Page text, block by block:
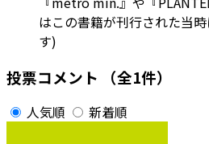
はこの書籍が刊行された当
す)
投票コメント （全1件）
人気順 新着順